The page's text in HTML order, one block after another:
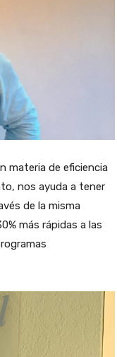
materia de eficiencia
nos ayuda a tener
de la misma
más rápidas a las